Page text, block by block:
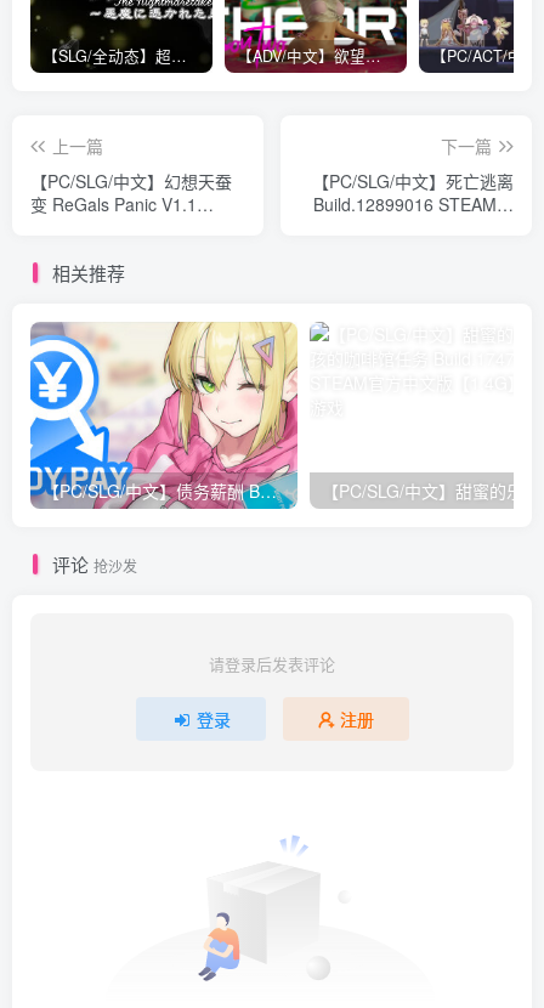
【SLG/全动态】超级互动：妖梦员~梦魇制造者 V1.5正式版【全CV/13.5G】 【ADV/中文】欲望理论 第二季 Lust Theory S2 V1.0.3 STEAM官方中文版【16.4G】
上一篇
【PC/SLG/中文】幻想天蚕
变 ReGals Panic V1.1
下一篇
【PC/SLG/中文】死亡逃离
Build.12899016 STEAM官
相关推荐
【PC/SLG/中文】债务薪酬 BodyPay Build.13968308 STEAM官方中文版【1.4G】
评论 抢沙发
请登录后发表评论
登录 注册